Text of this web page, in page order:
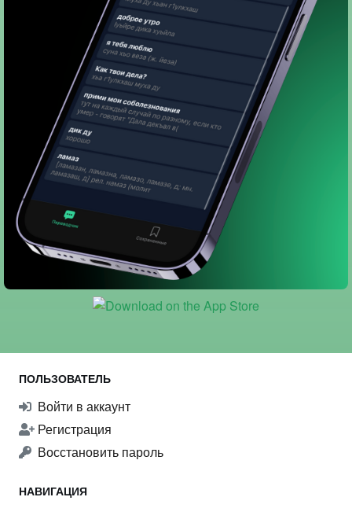
ПОЛЬЗОВАТЕЛЬ
Войти в аккаунт
Регистрация
Восстановить пароль
НАВИГАЦИЯ